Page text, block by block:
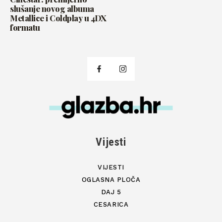
slušanje novog albuma
Metallice i Coldplay u 4DX
formatu
Vijesti
VIJESTI
OGLASNA PLOČA
DAJ 5
CESARICA